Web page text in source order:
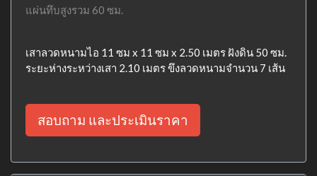
แผ่นทึบสูงรวม 60 ซม.
เสาลวดหนามไอ 11 ซม x 11 ซม x 2.50 เมตร ฝังดิน 50 ซม.
ระยะห่างระหว่างเสา 2.10 เมตร ขึงลวดหนามจำนวน 7 เส้น
สอบถาม และประเมินราคา